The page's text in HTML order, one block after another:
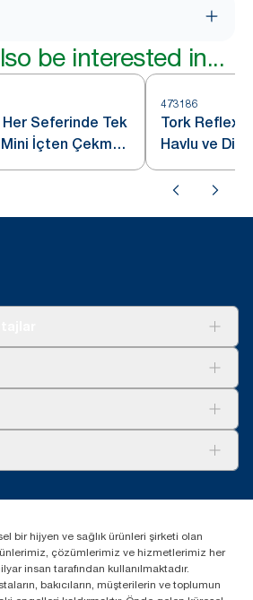
be interested in...
Seferinde Tek
İçten Çekmeli
473186
Tork
Havlu ve
Mavi M4
Ürünleri Sanayi ve Ticaret
Kule İş Merkezi, Cevizli Mah.
Yol Cad. No 2
Istanbul / Turkey
bir hijyen ve sağlık ürünleri şirketi olan
çözümlerimiz ve hizmetlerimiz her
insan tarafından kullanılmaktadır.
bakıcıların, müşterilerin ve toplumun